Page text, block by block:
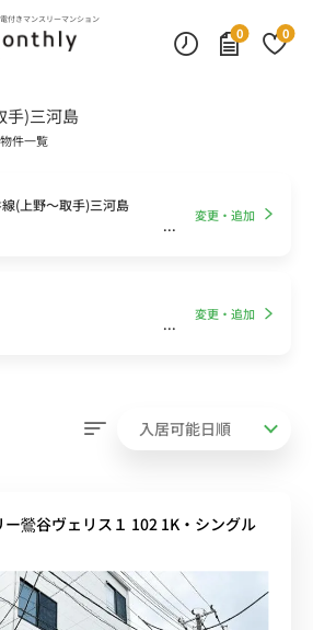
付きマンスリーマンション
0
0
手)三河島
件一覧
(上野～取手)三河島
変更・追加
変更・追加
鶯谷ヴェリス１ 102 1K・シングル